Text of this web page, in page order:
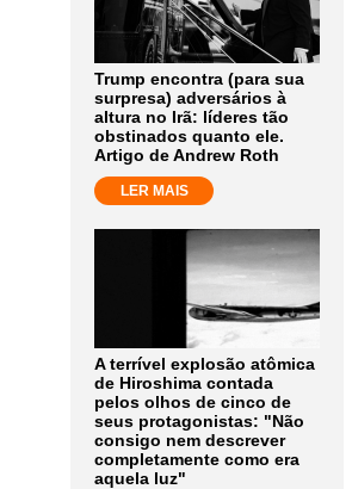
Trump encontra (para sua
surpresa) adversários à
altura no Irã: líderes tão
obstinados quanto ele.
Artigo de Andrew Roth
LER MAIS
A terrível explosão atômica
de Hiroshima contada
pelos olhos de cinco de
seus protagonistas: "Não
consigo nem descrever
completamente como era
aquela luz"